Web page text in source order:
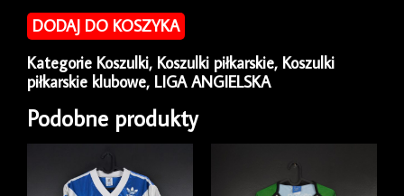
piłkarska
Tottenham
Third
Kappa
[XL]
DODAJ DO KOSZYKA
Kategorie Koszulki, Koszulki piłkarskie, Koszulki
piłkarskie klubowe, LIGA ANGIELSKA
Podobne produkty